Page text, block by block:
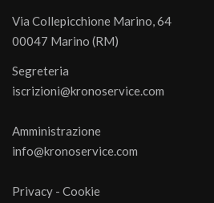
Via Collepicchione Marino, 64
00047 Marino (RM)
Segreteria
iscrizioni@kronoservice.com
Amministrazione
info@kronoservice.com
Privacy - Cookie